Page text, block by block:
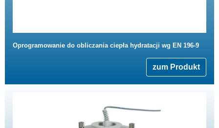
Oprogramowanie do obliczania ciepła hydratacji wg EN 196-9
zum Produkt